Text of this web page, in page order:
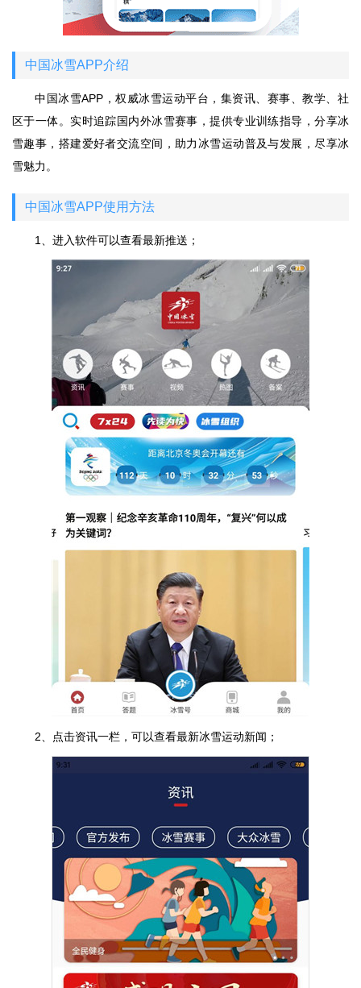
中国冰雪APP介绍
中国冰雪APP，权威冰雪运动平台，集资讯、赛事、教学、社
区于一体。实时追踪国内外冰雪赛事，提供专业训练指导，分享冰
雪趣事，搭建爱好者交流空间，助力冰雪运动普及与发展，尽享冰
雪魅力。
中国冰雪APP使用方法
1、进入软件可以查看最新推送；
2、点击资讯一栏，可以查看最新冰雪运动新闻；